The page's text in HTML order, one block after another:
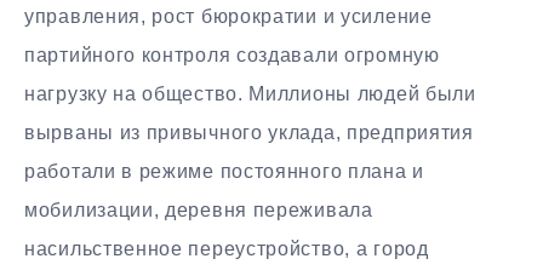
управления, рост бюрократии и усиление
партийного контроля создавали огромную
нагрузку на общество. Миллионы людей были
вырваны из привычного уклада, предприятия
работали в режиме постоянного плана и
мобилизации, деревня переживала
насильственное переустройство, а город